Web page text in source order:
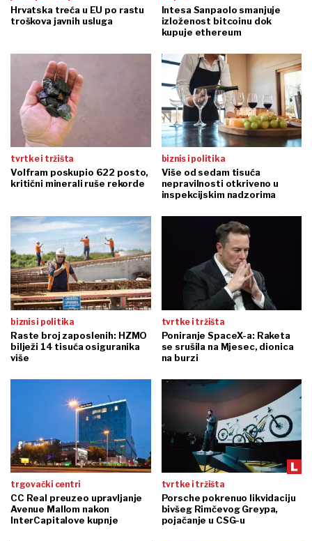
Hrvatska treća u EU po rastu
troškova javnih usluga
Intesa Sanpaolo smanjuje
izloženost bitcoinu dok
kupuje ethereum
tvrtke i tržišta
Volfram poskupio 622 posto,
kritični minerali ruše rekorde
biznis i politika
Više od sedam tisuća
nepravilnosti otkriveno u
inspekcijskim nadzorima
biznis i politika
Raste broj zaposlenih: HZMO
bilježi 14 tisuća osiguranika
više
tvrtke i tržišta
Poniranje SpaceX-a: Raketa
se srušila na Mjesec, dionica
na burzi
trgovački centri
CC Real preuzeo upravljanje
Avenue Mallom nakon
InterCapitalove kupnje
tvrtke i tržišta
Porsche pokrenuo likvidaciju
bivšeg Rimčevog Greypa,
pojačanje u CSG-u